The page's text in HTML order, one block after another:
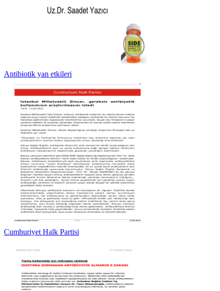
Antibiotik yan etkileri
Cumhuriyet Halk Partisi